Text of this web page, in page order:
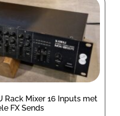
Rack Mixer 16 Inputs met
FX Sends